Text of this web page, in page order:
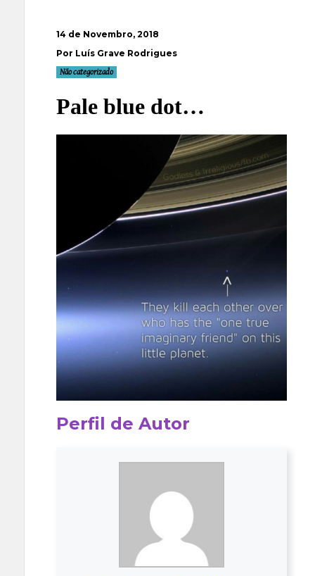
14 de Novembro, 2018
Por Luís Grave Rodrigues
Não categorizado
Pale blue dot…
Perfil de Autor